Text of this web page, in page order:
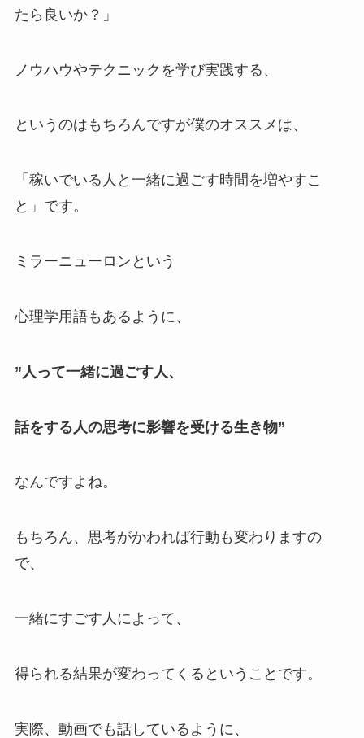
たら良いか？」
ノウハウやテクニックを学び実践する、
というのはもちろんですが僕のオススメは、
「稼いでいる人と一緒に過ごす時間を増やすこ
と」です。
ミラーニューロンという
心理学用語もあるように、
”人って一緒に過ごす人、
話をする人の思考に影響を受ける生き物”
なんですよね。
もちろん、思考がかわれば行動も変わりますの
で、
一緒にすごす人によって、
得られる結果が変わってくるということです。
実際、動画でも話しているように、